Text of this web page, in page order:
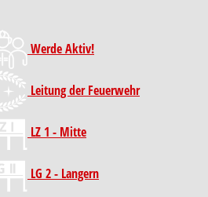
Werde Aktiv!
Leitung der Feuerwehr
LZ 1 - Mitte
LG 2 - Langern